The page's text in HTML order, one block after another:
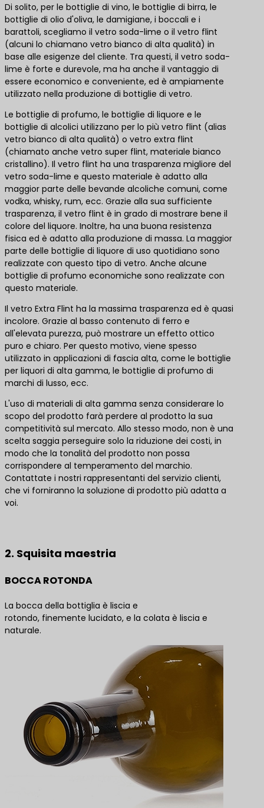
Di solito, per le bottiglie di vino, le bottiglie di birra, le
bottiglie di olio d'oliva, le damigiane, i boccali e i
barattoli, scegliamo il vetro soda-lime o il vetro flint
(alcuni lo chiamano vetro bianco di alta qualità) in
base alle esigenze del cliente. Tra questi, il vetro soda-
lime è forte e durevole, ma ha anche il vantaggio di
essere economico e conveniente, ed è ampiamente
utilizzato nella produzione di bottiglie di vetro.
Le bottiglie di profumo, le bottiglie di liquore e le
bottiglie di alcolici utilizzano per lo più vetro flint (alias
vetro bianco di alta qualità) o vetro extra flint
(chiamato anche vetro super flint, materiale bianco
cristallino). Il vetro flint ha una trasparenza migliore del
vetro soda-lime e questo materiale è adatto alla
maggior parte delle bevande alcoliche comuni, come
vodka, whisky, rum, ecc. Grazie alla sua sufficiente
trasparenza, il vetro flint è in grado di mostrare bene il
colore del liquore. Inoltre, ha una buona resistenza
fisica ed è adatto alla produzione di massa. La maggior
parte delle bottiglie di liquore di uso quotidiano sono
realizzate con questo tipo di vetro. Anche alcune
bottiglie di profumo economiche sono realizzate con
questo materiale.
Il vetro Extra Flint ha la massima trasparenza ed è quasi
incolore. Grazie al basso contenuto di ferro e
all'elevata purezza, può mostrare un effetto ottico
puro e chiaro. Per questo motivo, viene spesso
utilizzato in applicazioni di fascia alta, come le bottiglie
per liquori di alta gamma, le bottiglie di profumo di
marchi di lusso, ecc.
L'uso di materiali di alta gamma senza considerare lo
scopo del prodotto farà perdere al prodotto la sua
competitività sul mercato. Allo stesso modo, non è una
scelta saggia perseguire solo la riduzione dei costi, in
modo che la tonalità del prodotto non possa
corrispondere al temperamento del marchio.
Contattate i nostri rappresentanti del servizio clienti,
che vi forniranno la soluzione di prodotto più adatta a
voi.
2. Squisita maestria
BOCCA ROTONDA
La bocca della bottiglia è liscia e
rotondo, finemente lucidato, e la colata è liscia e
naturale.